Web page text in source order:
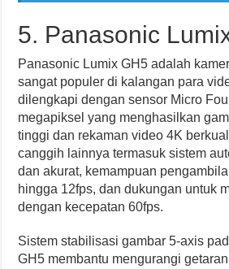
5. Panasonic
Panasonic Lumix GH5 adalah
sangat populer di kalangan para
dilengkapi dengan sensor Micro
megapiksel yang menghasilkan
tinggi dan rekaman video 4K
canggih lainnya termasuk sistem
dan akurat, kemampuan
hingga 12fps, dan dukungan untuk
dengan kecepatan 60fps.
Sistem stabilisasi gambar 5-axis
GH5 membantu mengurangi